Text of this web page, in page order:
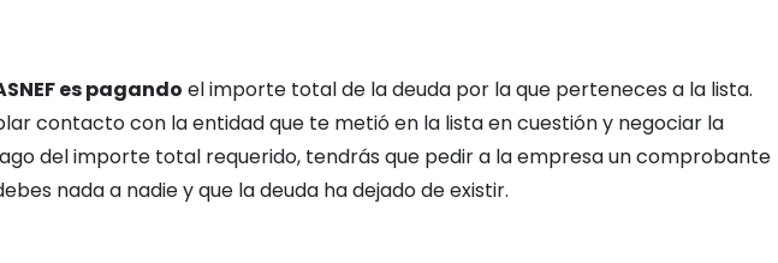
es pagando el importe total de la deuda por la que perteneces a la lista.
contacto con la entidad que te metió en la lista en cuestión y negociar la
del importe total requerido, tendrás que pedir a la empresa un comprobante
nada a nadie y que la deuda ha dejado de existir.